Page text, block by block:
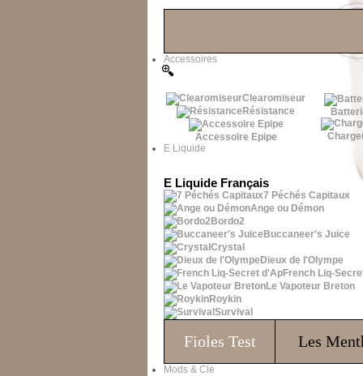
Accessoires
Clearomiseur
Résistance
Accessoire Epipe
E Liquide
E Liquide Français
7 Péchés Capitaux
Ange ou Démon
Bordo2
Buccaneer's Juice
Crystal
Dieux de l'Olympe
French Liq-
Le Vapoteur Breton
Roykin
Survival
Fioles Test Les
Mods & Cie